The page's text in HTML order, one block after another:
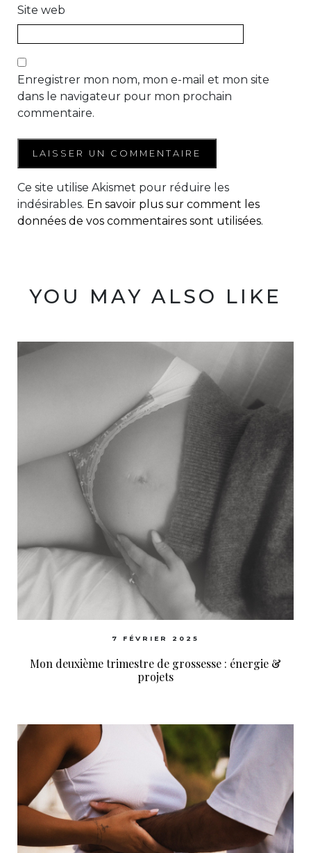
Site web
Enregistrer mon nom, mon e-mail et mon site
dans le navigateur pour mon prochain
commentaire.
Ce site utilise Akismet pour réduire les
indésirables. En savoir plus sur comment les
données de vos commentaires sont utilisées.
YOU MAY ALSO LIKE
7 FÉVRIER 2025
Mon deuxième trimestre de grossesse : énergie &
projets